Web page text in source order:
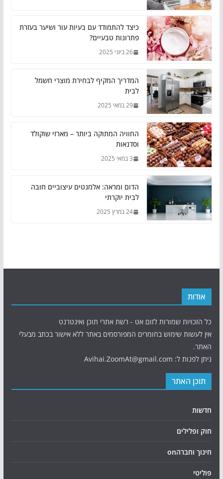
כיצד להתמודד עם בעיות עור ושיער בעזרת
פתרונות טבעיים?
26 ביוני 2025
המדריך המקיף לבחירת מוצרי חשמל
לבית
29 במאי 2025
החוויה המתוקה ביותר – מארזי שוקולד
וסדנאות
3 במאי 2025
הדום ומראה: אלמנטים עיצוביים חובה
לבית יוקרתי
24 במרץ 2025
אודות
כל הזכויות שמורות לזום אט - רשת אתרי תוכן ואינטרנט
אין לעשות שימוש בחומרים המפורסמים באתר ללא אישור בכתב מבעלי
האתר.
ניתן לפנות ל: Avihai.ZoomAt@gmail.com
תוכן האתר
חדשות
חוק ופלילים
חינוך וחברהon
פוליטי